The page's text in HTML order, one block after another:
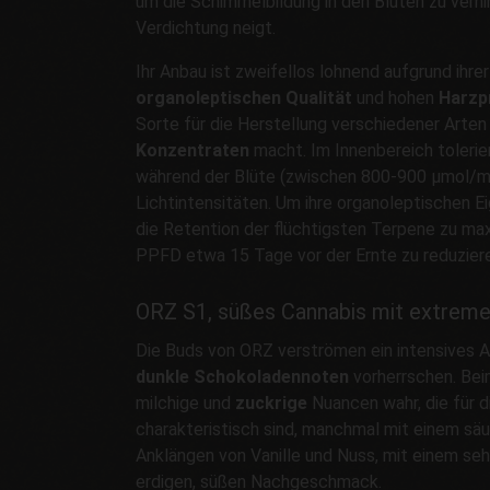
Verdichtung neigt.
Ihr Anbau ist zweifellos lohnend aufgrund ihrer
organoleptischen Qualität und hohen
Sorte für die Herstellung verschiedener Arten
Konzentraten macht. Im Innenbereich
während der Blüte (zwischen 800-900 µmol/
Lichtintensitäten. Um ihre organoleptischen
die Retention der flüchtigsten Terpene zu
PPFD etwa 15 Tage vor der Ernte zu
ORZ S1, süßes Cannabis mit
Die Buds von ORZ verströmen ein intensives
dunkle Schokoladennoten vorherrschen.
milchige und zuckrige Nuancen wahr, die für
charakteristisch sind, manchmal mit einem
Anklängen von Vanille und Nuss, mit einem
erdigen, süßen Nachgeschmack.